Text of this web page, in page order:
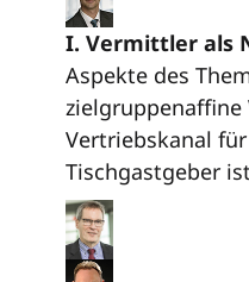
I. Vermittler als
Aspekte des
Vertriebskanal
Tischgastgeber